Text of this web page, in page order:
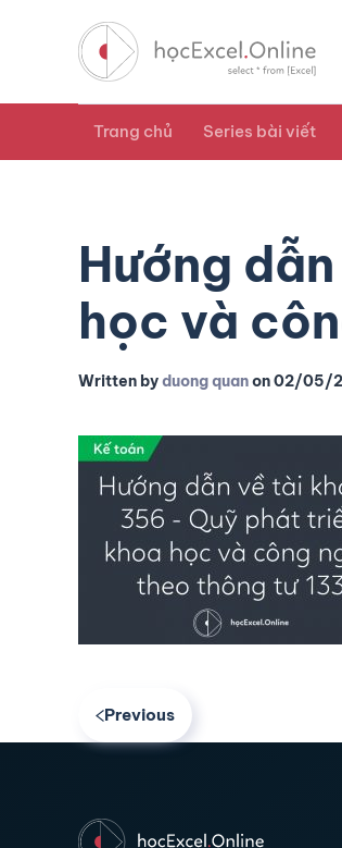
Trang chủ Series bài viết
Hướng
học và
Written byduong quanon02/05/
Previous